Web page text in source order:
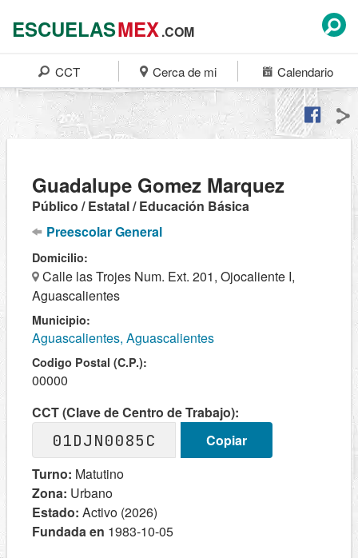
ESCUELASMEX.COM
CCT Cerca de mi Calendario
Guadalupe Gomez Marquez
Público / Estatal / Educación Básica
Preescolar General
Domicilio:
Calle las Trojes Num. Ext. 201, Ojocaliente I,
Aguascalientes
Municipio:
Aguascalientes, Aguascalientes
Codigo Postal (C.P.):
00000
CCT (Clave de Centro de Trabajo):
01DJN0085C
Copiar
Turno: Matutino
Zona: Urbano
Estado: Activo (2026)
Fundada en 1983-10-05